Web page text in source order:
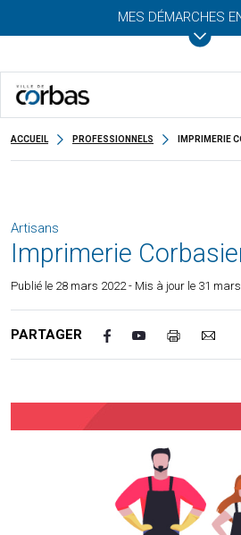
MES DÉMARCHES
ACCUEIL PROFESSIONNELS IMPRIMERIE
Artisans
Imprimerie
Publié le 28 mars 2022- Mis à jour le 31
PARTAGER